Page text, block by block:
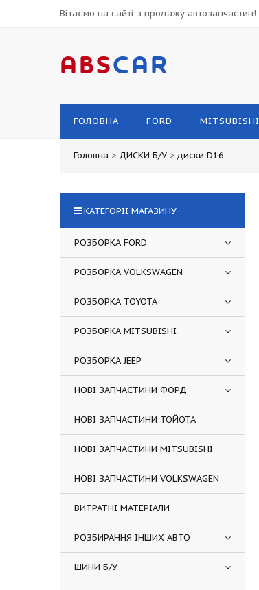
Вітаємо на сайті з продажу автозапчастин!
ABSCAR
ГОЛОВНА FORD MITSUBISHI
Головна > ДИСКИ Б/У > диски D16
КАТЕГОРІЇ МАГАЗИНУ
РОЗБОРКА FORD
РОЗБОРКА VOLKSWAGEN
РОЗБОРКА TOYOTA
РОЗБОРКА MITSUBISHI
РОЗБОРКА JEEP
НОВІ ЗАПЧАСТИНИ ФОРД
НОВІ ЗАПЧАСТИНИ ТОЙОТА
НОВІ ЗАПЧАСТИНИ MITSUBISHI
НОВІ ЗАПЧАСТИНИ VOLKSWAGEN
ВИТРАТНІ МАТЕРІАЛИ
РОЗБИРАННЯ ІНШИХ АВТО
ШИНИ Б/У